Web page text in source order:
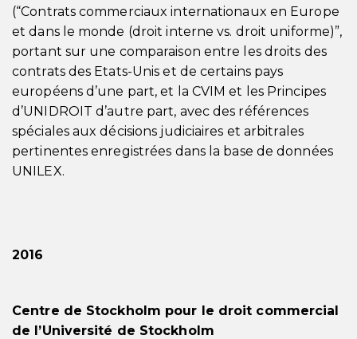
(“Contrats commerciaux internationaux en Europe
et dans le monde (droit interne vs. droit uniforme)”,
portant sur une comparaison entre les droits des
contrats des Etats-Unis et de certains pays
européens d’une part, et la CVIM et les Principes
d’UNIDROIT d’autre part, avec des références
spéciales aux décisions judiciaires et arbitrales
pertinentes enregistrées dans la base de données
UNILEX.
2016
Centre de Stockholm pour le droit commercial
de l’Université de Stockholm